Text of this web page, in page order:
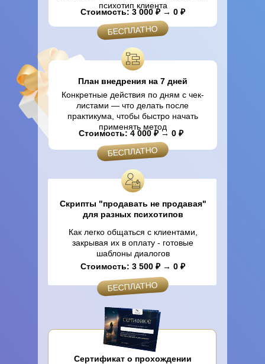
БЕСПЛАТНО
Стоимость: 4 000 ₽ → 0 ₽
Конкретные действия по дням с чек-
листами — что делать после
практикума, чтобы быстро начать
применять метод
План внедрения на 7 дней
БЕСПЛАТНО
Стоимость: 3 500 ₽ → 0 ₽
Как легко общаться с клиентами,
закрывая их в оплату - готовые
шаблоны диалогов
Скрипты "продавать не продавая"
для разных психотипов
БЕСПЛАТНО
Стоимость: 3 000 ₽ → 0 ₽
психотип клиента
Сертификат о прохождении